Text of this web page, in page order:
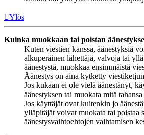
Ylös
Kuinka muokkaan tai poistan
Kuten viestien kanssa, äänestyksiä
alkuperäinen lähettäjä, valvoja tai
äänestystä, muokkaa ensimmäistä
Äänestys on aina kytketty
Jos kukaan ei ole vielä äänestänyt,
äänestyksen tai muokata mitä tahansa
Jos käyttäjät ovat kuitenkin jo
ylläpitäjät voivat muokata tai poistaa
äänestysvaihtoehtojen vaihtamisen